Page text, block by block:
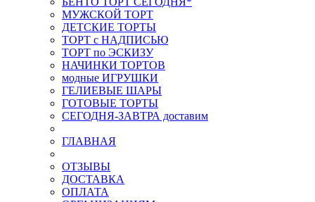
МУЖСКОЙ ТОРТ
ДЕТСКИЕ ТОРТЫ
ТОРТ с НАДПИСЬЮ
ТОРТ по ЭСКИЗУ
НАЧИНКИ ТОРТОВ
модные ИГРУШКИ
ГЕЛИЕВЫЕ ШАРЫ
ГОТОВЫЕ ТОРТЫ
СЕГОДНЯ-ЗАВТРА доставим
ГЛАВНАЯ
ОТЗЫВЫ
ДОСТАВКА
ОПЛАТА